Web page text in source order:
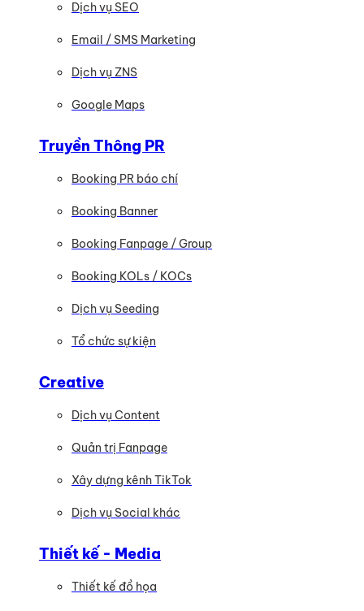
Dịch vụ SEO
Email / SMS Marketing
Dịch vụ ZNS
Google Maps
Truyền Thông PR
Booking PR báo chí
Booking Banner
Booking Fanpage / Group
Booking KOLs / KOCs
Dịch vụ Seeding
Tổ chức sự kiện
Creative
Dịch vụ Content
Quản trị Fanpage
Xây dựng kênh TikTok
Dịch vụ Social khác
Thiết kế - Media
Thiết kế đồ họa